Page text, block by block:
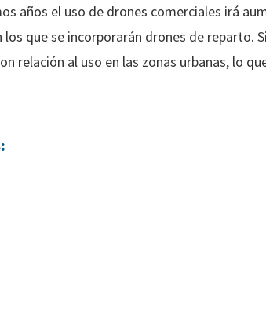
años el uso de drones comerciales irá
los que se incorporarán drones de reparto.
relación al uso en las zonas urbanas, lo